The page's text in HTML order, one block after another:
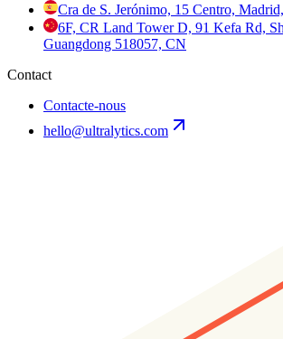
Cra de S. Jerónimo, 15 Centro,
6F, CR Land Tower D, 91 Kefa Rd,
Guangdong 518057, CN
Contact
Contacte-nous
hello@ultralytics.com